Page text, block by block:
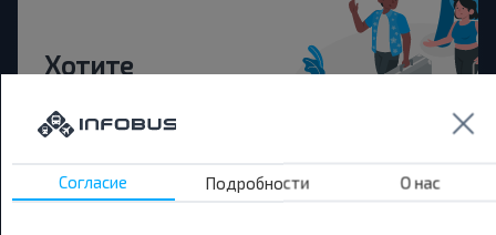
Хотите
дешевле?
Не пропусти специальные акции, скидки и
другие интересные предложения INFOBUS.
Согласие Подробности О нас